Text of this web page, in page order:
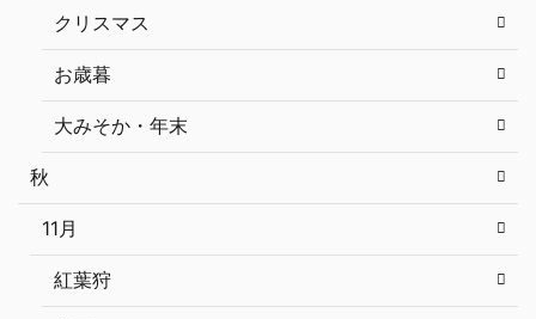
クリスマス
お歳暮
大みそか・年末
秋
11月
紅葉狩